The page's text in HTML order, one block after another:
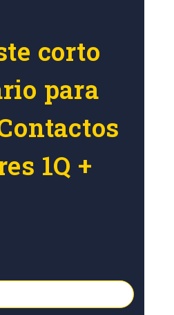
corto
para
1Q +